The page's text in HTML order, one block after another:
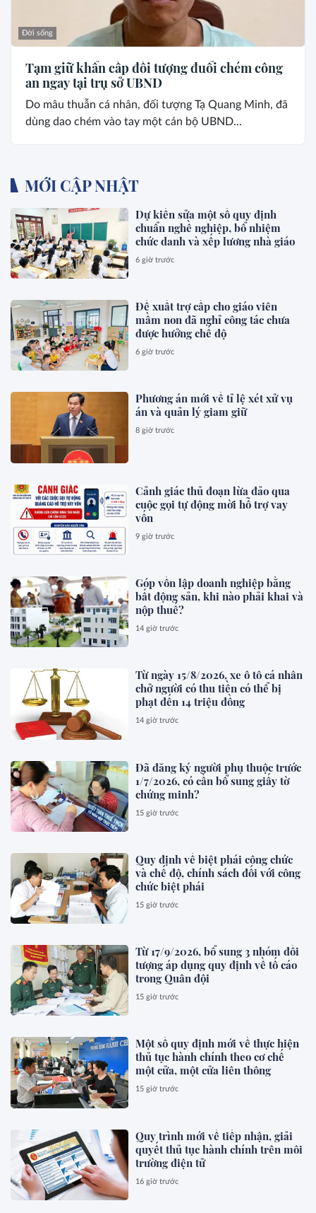
Đời sống
Tạm giữ khẩn cấp đối tượng đuổi chém công
an ngay tại trụ sở UBND
Do mâu thuẫn cá nhân, đối tượng Tạ Quang Minh, đã
dùng dao chém vào tay một cán bộ UBND...
MỚI CẬP NHẬT
Dự kiến sửa một số quy định
chuẩn nghề nghiệp, bổ nhiệm
chức danh và xếp lương nhà giáo
6 giờ trước
Đề xuất trợ cấp cho giáo viên
mầm non đã nghỉ công tác chưa
được hưởng chế độ
6 giờ trước
Phương án mới về tỉ lệ xét xử vụ
án và quản lý giam giữ
8 giờ trước
Cảnh giác thủ đoạn lừa đảo qua
cuộc gọi tự động mời hỗ trợ vay
vốn
9 giờ trước
Góp vốn lập doanh nghiệp bằng
bất động sản, khi nào phải khai và
nộp thuế?
14 giờ trước
Từ ngày 15/8/2026, xe ô tô cá nhân
chở người có thu tiền có thể bị
phạt đến 14 triệu đồng
14 giờ trước
Đã đăng ký người phụ thuộc trước
1/7/2026, có cần bổ sung giấy tờ
chứng minh?
15 giờ trước
Quy định về biệt phái công chức
và chế độ, chính sách đối với công
chức biệt phái
15 giờ trước
Từ 17/9/2026, bổ sung 3 nhóm đối
tượng áp dụng quy định về tố cáo
trong Quân đội
15 giờ trước
Một số quy định mới về thực hiện
thủ tục hành chính theo cơ chế
một cửa, một cửa liên thông
15 giờ trước
Quy trình mới về tiếp nhận, giải
quyết thủ tục hành chính trên môi
trường điện tử
16 giờ trước